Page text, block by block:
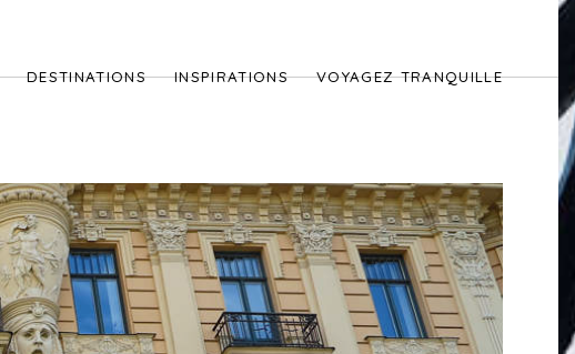
DESTINATIONS INSPIRATIONS VOYAGEZ TRANQUILLE